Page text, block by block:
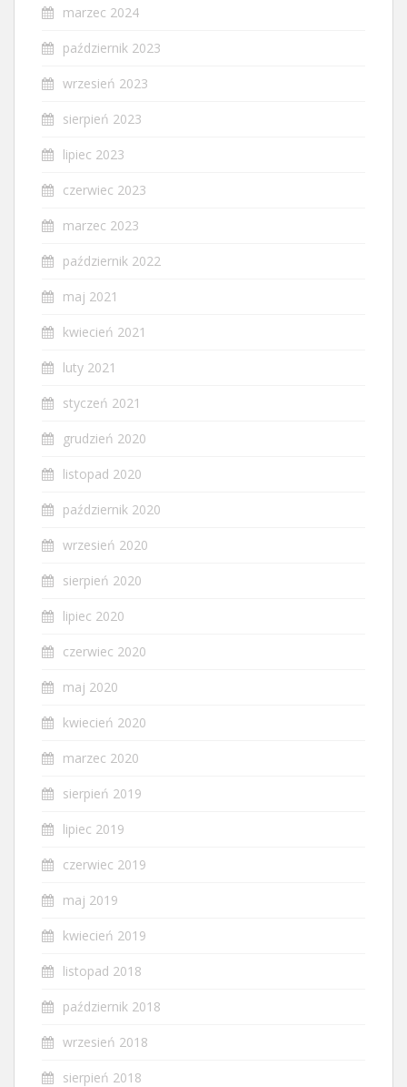
marzec 2024
październik 2023
wrzesień 2023
sierpień 2023
lipiec 2023
czerwiec 2023
marzec 2023
październik 2022
maj 2021
kwiecień 2021
luty 2021
styczeń 2021
grudzień 2020
listopad 2020
październik 2020
wrzesień 2020
sierpień 2020
lipiec 2020
czerwiec 2020
maj 2020
kwiecień 2020
marzec 2020
sierpień 2019
lipiec 2019
czerwiec 2019
maj 2019
kwiecień 2019
listopad 2018
październik 2018
wrzesień 2018
sierpień 2018